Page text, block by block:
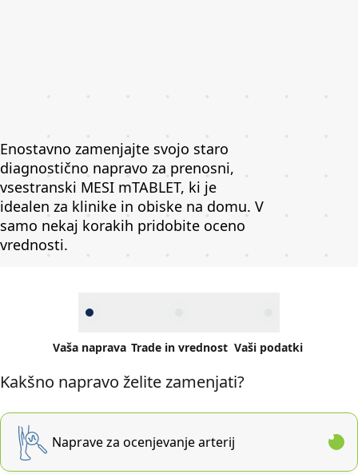
Enostavno zamenjajte svojo staro
diagnostično napravo za prenosni,
vsestranski MESI mTABLET, ki je
idealen za klinike in obiske na domu. V
samo nekaj korakih pridobite oceno
vrednosti.
Vaša naprava Trade in vrednost Vaši podatki
Kakšno napravo želite zamenjati?
Naprave za ocenjevanje arterij